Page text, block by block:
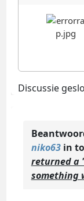
Discussie
niko63in
returned a
something